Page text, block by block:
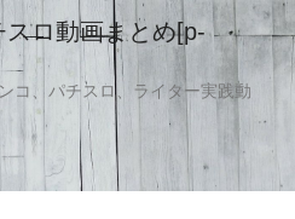
ロ動画まとめ[p-
コ、パチスロ、ライター実践動